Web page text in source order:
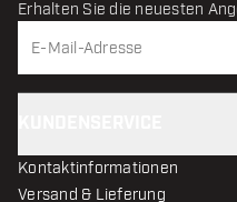
Erhalten Sie die neuesten
Kontaktinformationen
Versand & Lieferung